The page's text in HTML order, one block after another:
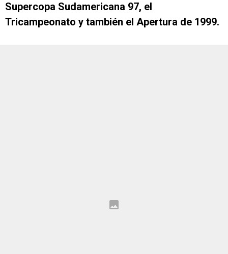
Supercopa Sudamericana 97, el
Tricampeonato y también el Apertura de 1999.